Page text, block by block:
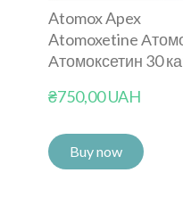
Atomox Apex
Atomoxetine
Атомоксетин 30
₴750,00 UAH
Buy now